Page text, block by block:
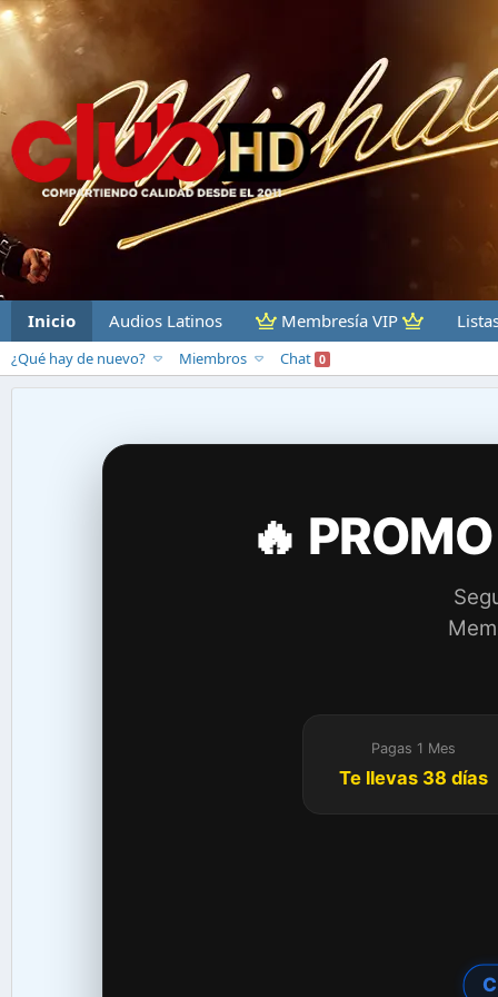
Inicio Audios Latinos Membresía VIP
¿Qué hay de nuevo? Miembros Chat 0
🔥
Pagas 1 Mes
Te llevas 38 días